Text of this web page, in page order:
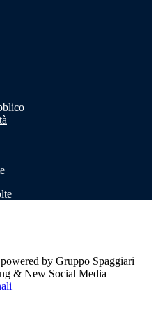
by Gruppo Spaggiari
& New Social Media